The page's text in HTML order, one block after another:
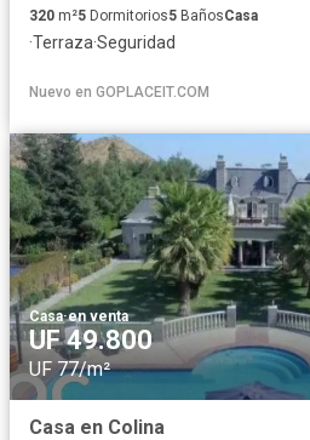
320 m²5 Dormitorios5 BañosCasa
·Terraza·Seguridad
Nuevo en GOPLACEIT.COM
Casa·en venta
UF 49.800
UF 77/m²
Casa en Colina